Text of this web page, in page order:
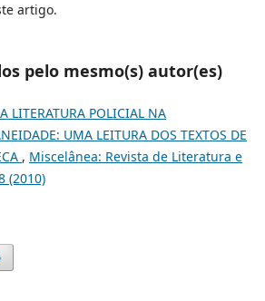
artigo.
pelo mesmo(s) autor(es)
A LITERATURA POLICIAL NA
UMA LEITURA DOS TEXTOS DE
, Miscelânea: Revista de Literatura e
(2010)